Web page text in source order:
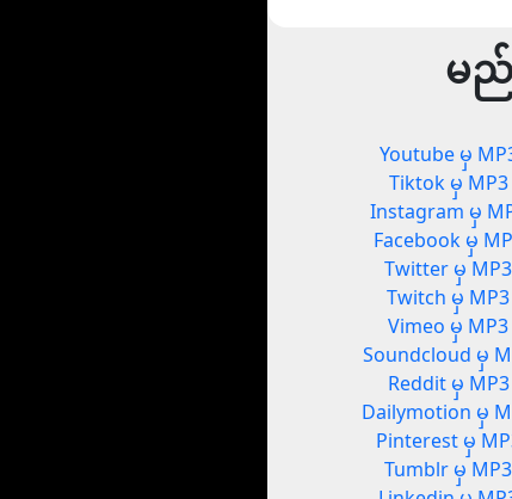
မည်
Youtube မှ
Tiktok မှ MP3
Instagram မှ
Facebook မှ
Twitter မှ MP3
Twitch မှ MP3
Vimeo မှ MP3
Soundcloud မှ
Reddit မှ MP3
Dailymotion မှ
Pinterest မှ
Tumblr မှ MP3